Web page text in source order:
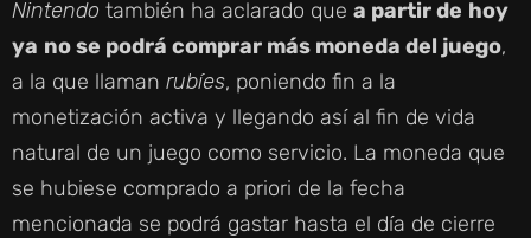
Nintendo también ha aclarado que a partir de hoy
ya no se podrá comprar más moneda del juego,
a la que llaman rubíes, poniendo fin a la
monetización activa y llegando así al fin de vida
natural de un juego como servicio. La moneda que
se hubiese comprado a priori de la fecha
mencionada se podrá gastar hasta el día de cierre